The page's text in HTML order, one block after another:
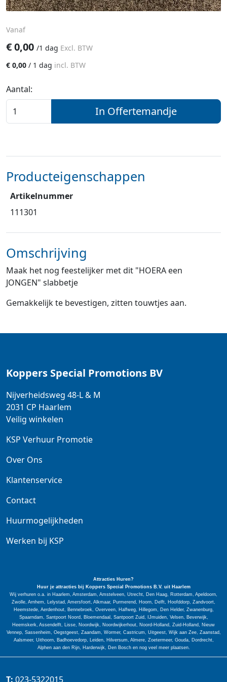
Vanaf
€0,00 /1 dag Excl. BTW
€ 0,00 / 1 dag incl. BTW
Aantal:
In Offertemandje
Producteigenschappen
Artikelnummer
111301
Omschrijving
Maak het nog feestelijker met dit "HOERA een
JONGEN" slabbetje
Gemakkelijk te bevestigen, zitten touwtjes aan.
Koppers Special Promotions BV
Nijverheidsweg 48-L & M
2031 CP Haarlem
Veilig winkelen
KSP Verhuur Promotie
Over Ons
Klantenservice
Contact
Huurmogelijkheden
Werken bij KSP
Attracties Huren?
Huur je attracties bij Koppers Special
PromotionsB.V. uit Haarlem
Wij verhuren o.a. in Haarlem, Amsterdam, Amstelveen, Utrecht, Den Haag, Rotterdam, Apeldoorn,
Zwolle, Arnhem, Lelystad, Amersfoort, Alkmaar, Purmerend, Hoorn, Delft, Hoofddorp, Zandvoort,
Heemstede, Aerdenhout, Bennebroek, Overveen, Halfweg, Hillegom, Den Helder, Zwanenburg,
Spaarndam, Santpoort Noord, Bloemendaal, Santpoort Zuid, IJmuiden, Velsen, Beverwijk,
Heemskerk, Assendelft, Lisse, Noordwijk, Noordwijkerhout, Noord-Holland, Zuid-Holland, Nieuw
Vennep, Sassenheim, Oegstgeest, Zaandam, Wormer, Castricum, Uitgeest, Wijk aan Zee, Zaanstad,
Aalsmeer, Uithoorn, Badhoevedorp, Leiden, Hilversum, Almere, Zoetermeer, Gouda, Dordrecht,
Alphen aan den Rijn, Harderwijk, Den Bosch en nog veel meer plaatsen.
T: 023-5322015